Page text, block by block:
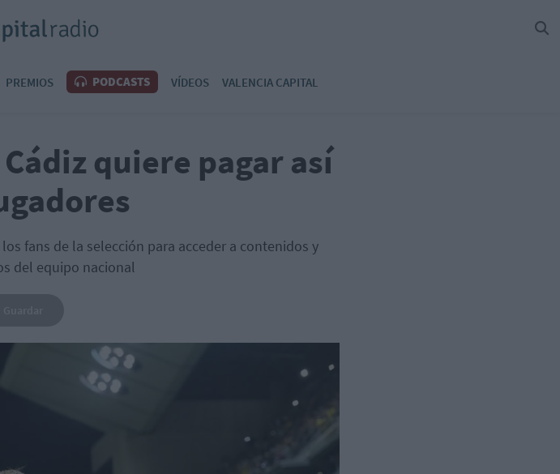
PREMIOS PODCASTS VÍDEOS VALENCIA CAPITAL
quiere pagar así
fans de la selección para acceder a contenidos y
del equipo nacional